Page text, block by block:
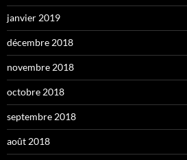
janvier 2019
décembre 2018
novembre 2018
octobre 2018
septembre 2018
août 2018